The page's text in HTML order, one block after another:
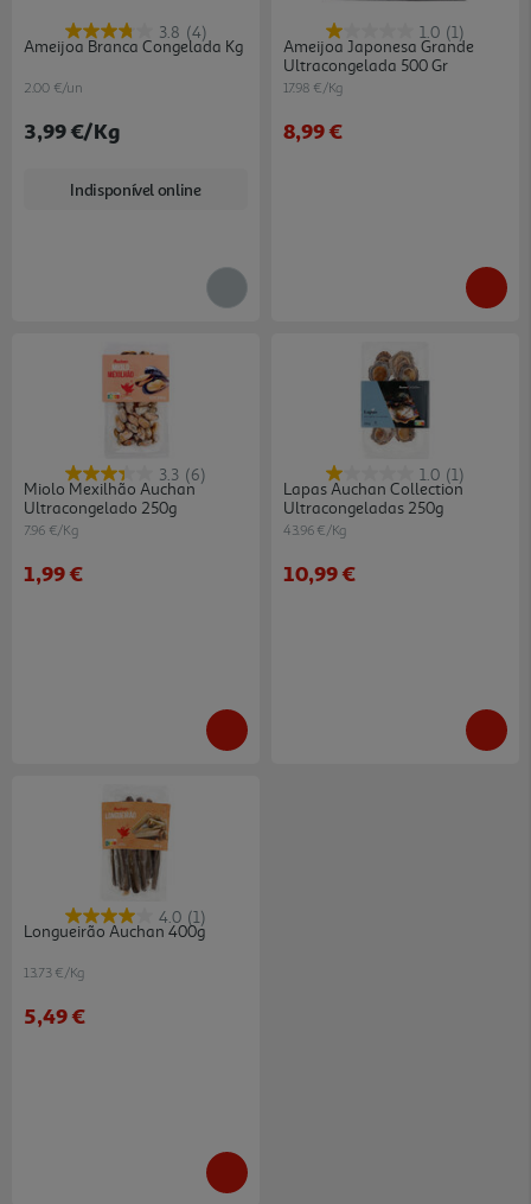
3.8 (4)
Ameijoa Branca Congelada Kg
2.00 €/un
3,99 €/Kg
Indisponível online
1.0 (1)
Ameijoa Japonesa Grande
Ultracongelada 500 Gr
17.98 €/Kg
8,99 €
3.3 (6)
Miolo Mexilhão Auchan
Ultracongelado 250g
7.96 €/Kg
1,99 €
1.0 (1)
Lapas Auchan Collection
Ultracongeladas 250g
43.96 €/Kg
10,99 €
4.0 (1)
Longueirão Auchan 400g
13.73 €/Kg
5,49 €